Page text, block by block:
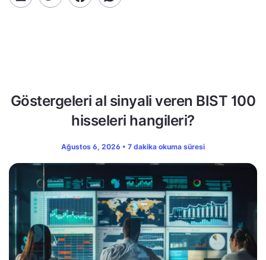
Göstergeleri al sinyali veren BIST 100
hisseleri hangileri?
Ağustos 6, 2026 • 7 dakika okuma süresi